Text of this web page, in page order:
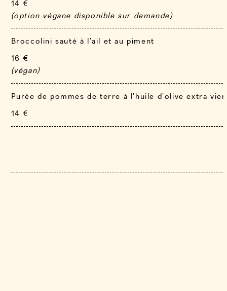
14 €
(option végane disponible sur demande)
Broccolini sauté à l’ail et au piment
16 €
(végan)
Purée de pommes de terre à l’huile d’olive extra
14 €